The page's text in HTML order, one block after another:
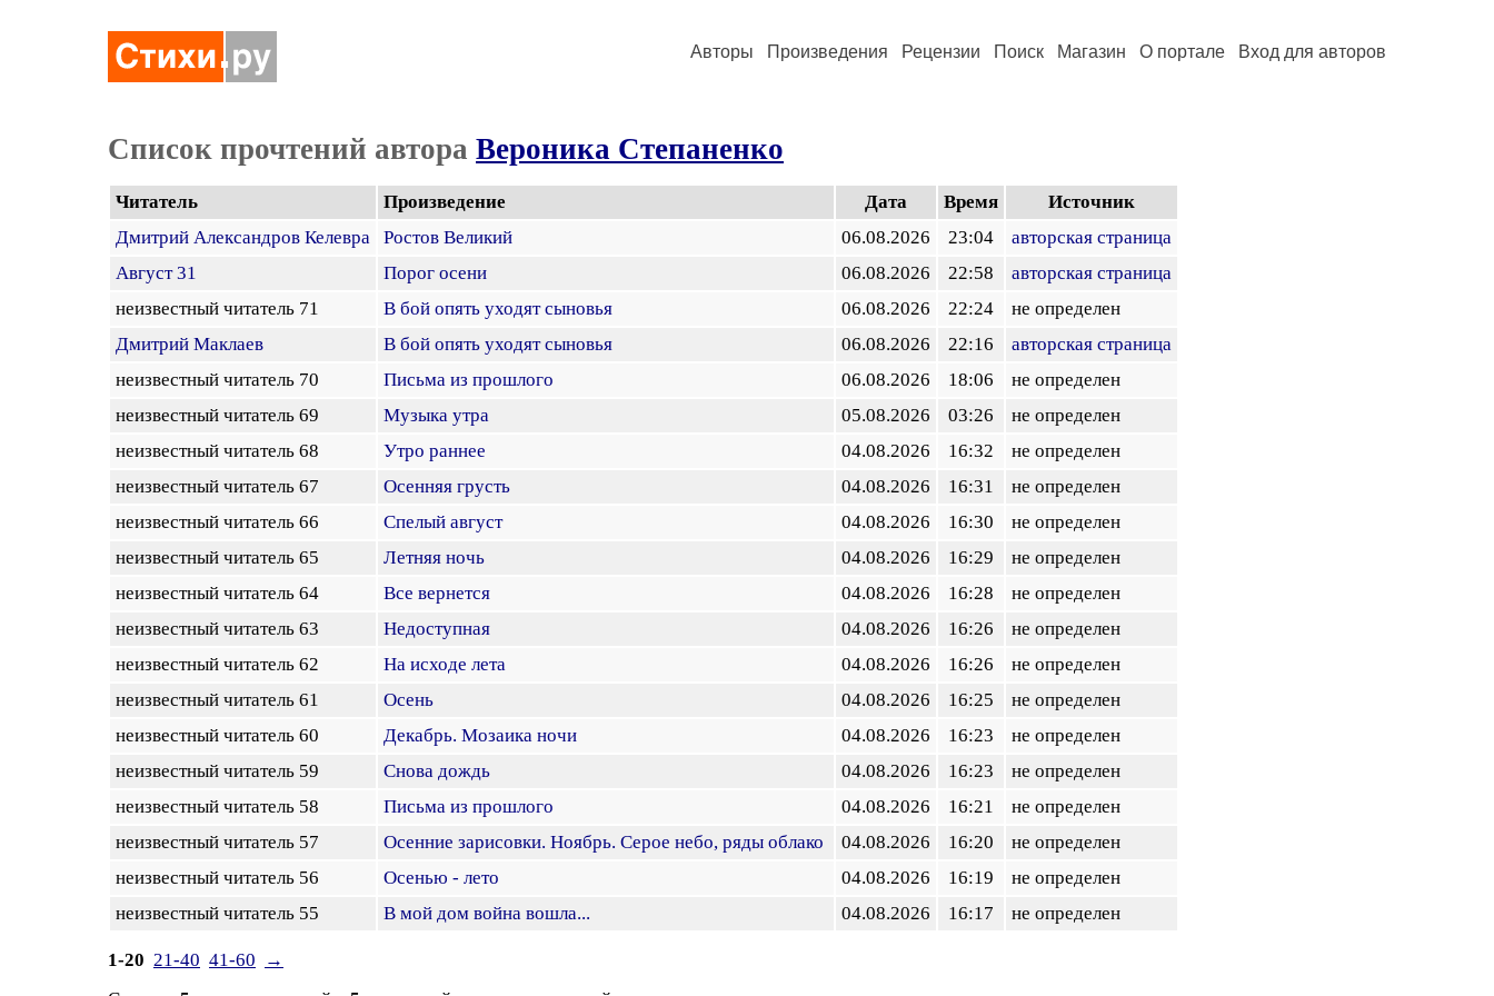
Авторы Произведения Рецензии Поиск Магазин О портале Вход для авторов
Список прочтений автора Вероника Степаненко
Читатель Произведение Дата Время
Источник
Дмитрий Александров Келевра
Ростов Великий 06.08.2026 23:04
авторская страница
Август 31
Порог осени 06.08.2026 22:58
авторская страница
неизвестный читатель 71
В бой опять уходят сыновья 06.08.2026 22:24
не определен
Дмитрий Маклаев
В бой опять уходят сыновья 06.08.2026 22:16
авторская страница
неизвестный читатель 70
Письма из прошлого 06.08.2026 18:06
не определен
неизвестный читатель 69
Музыка утра 05.08.2026 03:26
не определен
неизвестный читатель 68
Утро раннее 04.08.2026 16:32
не определен
неизвестный читатель 67
Осенняя грусть 04.08.2026 16:31
не определен
неизвестный читатель 66
Спелый август 04.08.2026 16:30
не определен
неизвестный читатель 65
Летняя ночь 04.08.2026 16:29
не определен
неизвестный читатель 64
Все вернется 04.08.2026 16:28
не определен
неизвестный читатель 63
Недоступная 04.08.2026 16:26
не определен
неизвестный читатель 62
На исходе лета 04.08.2026 16:26
не определен
неизвестный читатель 61
Осень 04.08.2026 16:25
не определен
неизвестный читатель 60
Декабрь. Мозаика ночи 04.08.2026 16:23
не определен
неизвестный читатель 59
Снова дождь 04.08.2026 16:23
не определен
неизвестный читатель 58
Письма из прошлого 04.08.2026 16:21
не определен
неизвестный читатель 57
Осенние зарисовки. Ноябрь. Серое небо, ряды облако 04.08.2026 16:20
не определен
неизвестный читатель 56
Осенью - лето 04.08.2026 16:19
не определен
неизвестный читатель 55
В мой дом война вошла... 04.08.2026 16:17 не определен
1-20 21-40 41-60
→